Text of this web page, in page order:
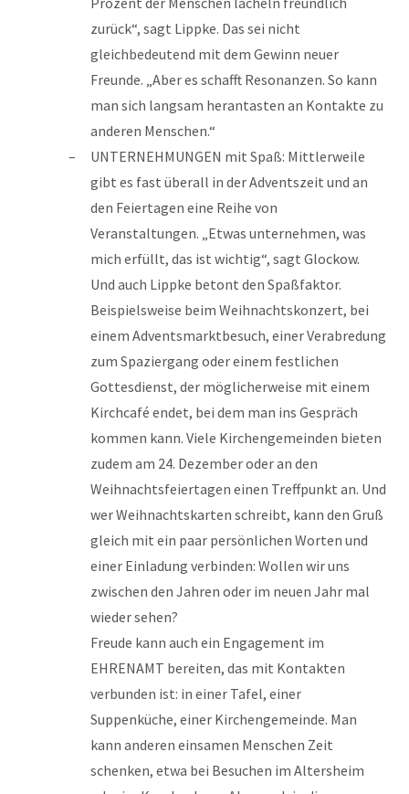
zurück“, sagt Lippke. Das sei nicht
gleichbedeutend mit dem Gewinn neuer
Freunde. „Aber es schafft Resonanzen. So kann
man sich langsam herantasten an Kontakte zu
anderen Menschen.“
UNTERNEHMUNGEN mit Spaß: Mittlerweile
gibt es fast überall in der Adventszeit und an
den Feiertagen eine Reihe von
Veranstaltungen. „Etwas unternehmen, was
mich erfüllt, das ist wichtig“, sagt Glockow.
Und auch Lippke betont den Spaßfaktor.
Beispielsweise beim Weihnachtskonzert, bei
einem Adventsmarktbesuch, einer Verabredung
zum Spaziergang oder einem festlichen
Gottesdienst, der möglicherweise mit einem
Kirchcafé endet, bei dem man ins Gespräch
kommen kann. Viele Kirchengemeinden bieten
zudem am 24. Dezember oder an den
Weihnachtsfeiertagen einen Treffpunkt an. Und
wer Weihnachtskarten schreibt, kann den Gruß
gleich mit ein paar persönlichen Worten und
einer Einladung verbinden: Wollen wir uns
zwischen den Jahren oder im neuen Jahr mal
wieder sehen?
Freude kann auch ein Engagement im
EHRENAMT bereiten, das mit Kontakten
verbunden ist: in einer Tafel, einer
Suppenküche, einer Kirchengemeinde. Man
kann anderen einsamen Menschen Zeit
schenken, etwa bei Besuchen im Altersheim